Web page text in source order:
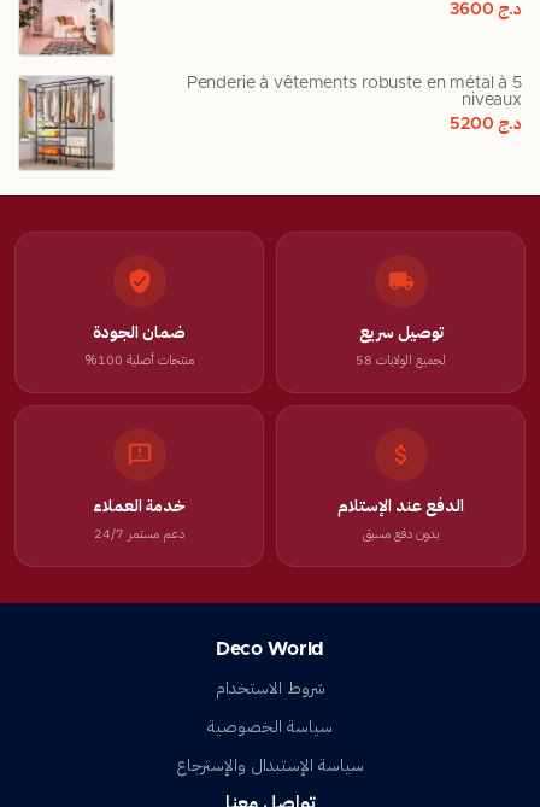
د.ج3600
Penderie à vêtements robuste en métal à 5
niveaux
د.ج5200
توصيل سريع
لجميع الولايات 58
ضمان الجودة
منتجات أصلية 100%
الدفع عند الإستلام
بدون دفع مسبق
خدمة العملاء
دعم مستمر 24/7
Deco World
شروط الاستخدام
سياسة الخصوصية
سياسة الإستبدال والإسترجاع